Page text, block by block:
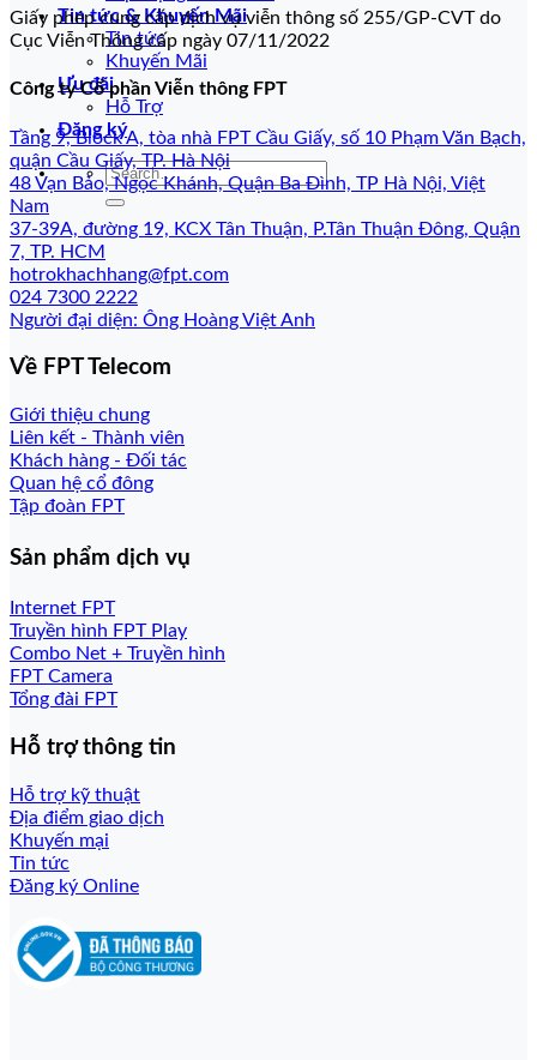
Tin tức & Khuyến Mãi
Tin tức
Khuyến Mãi
Ưu đãi
Hỗ Trợ
Đăng ký
Giấy phép cung cấp dịch vụ viễn thông số 255/GP-CVT do
Cục Viễn Thông cấp ngày 07/11/2022
Công ty Cổ phần Viễn thông FPT
Tầng 9, Block A, tòa nhà FPT Cầu Giấy, số 10 Phạm Văn Bạch,
quận Cầu Giấy, TP. Hà Nội
48 Vạn Bảo, Ngọc Khánh, Quận Ba Đình, TP Hà Nội, Việt
Nam
37-39A, đường 19, KCX Tân Thuận, P.Tân Thuận Đông, Quận
7, TP. HCM
hotrokhachhang@fpt.com
024 7300 2222
Người đại diện: Ông Hoàng Việt Anh
Về FPT Telecom
Giới thiệu chung
Liên kết - Thành viên
Khách hàng - Đối tác
Quan hệ cổ đông
Tập đoàn FPT
Sản phẩm dịch vụ
Internet FPT
Truyền hình FPT Play
Combo Net + Truyền hình
FPT Camera
Tổng đài FPT
Hỗ trợ thông tin
Hỗ trợ kỹ thuật
Địa điểm giao dịch
Khuyến mại
Tin tức
Đăng ký Online